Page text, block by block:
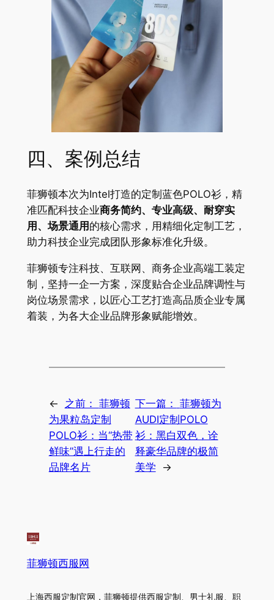
四、案例总结
菲狮顿本次为Intel打造的定制蓝色POLO衫，精
准匹配科技企业商务简约、专业高级、耐穿实
用、场景通用 的核心需求，用精细化定制工艺，
助力科技企业完成团队形象标准化升级。
菲狮顿专注科技、互联网、商务企业高端工装定
制，坚持一企一方案，深度贴合企业品牌调性与
岗位场景需求，以匠心工艺打造高品质企业专属
着装，为各大企业品牌形象赋能增效。
← 之前： 菲狮顿
为果粒岛定制
POLO衫：当“热带
鲜味”遇上行走的
品牌名片
下一篇： 菲狮顿为
AUDI定制POLO
衫：黑白双色，诠
释豪华品牌的极简
美学
→
菲狮顿西服网
上海西服定制官网，菲狮顿提供西服定制、男士礼服、职